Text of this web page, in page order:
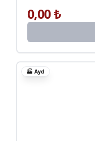
0,00₺
🏭Ayd